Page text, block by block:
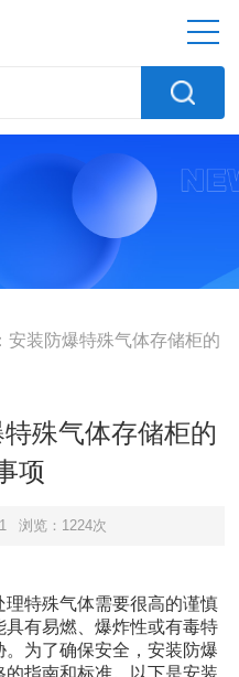
安装防爆特殊气体存储柜的
殊气体存储柜的
项
浏览：1224次
特殊气体需要很高的谨慎
有易燃、爆炸性或有毒特
为了确保安全，安装防爆
指南和标准。以下是安装